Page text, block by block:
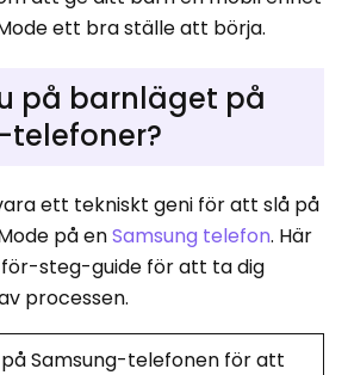
ett bra ställe att börja.
på barnläget på
telefoner?
ett tekniskt geni för att slå på
på enSamsung telefon. Här
steg-guide för att ta dig
processen.
Samsung-telefonen för att